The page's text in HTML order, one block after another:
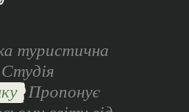
туристична
Пропонує